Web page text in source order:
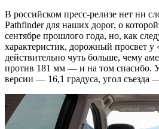
В российском пресс-релизе нет ни
Pathfinder для наших дорог, о
сентябре прошлого года, но, как
характеристик, дорожный просвет у
действительно чуть больше, чему
против 181 мм — и на том спасибо.
версии — 16,1 градуса, угол съезда